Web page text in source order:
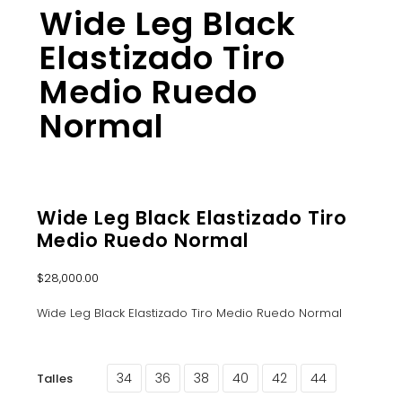
Wide Leg Black
Elastizado Tiro
Medio Ruedo
Normal
Wide Leg Black Elastizado Tiro
Medio Ruedo Normal
$28,000.00
Wide Leg Black Elastizado Tiro Medio Ruedo Normal
Talles 34 36 38 40 42 44